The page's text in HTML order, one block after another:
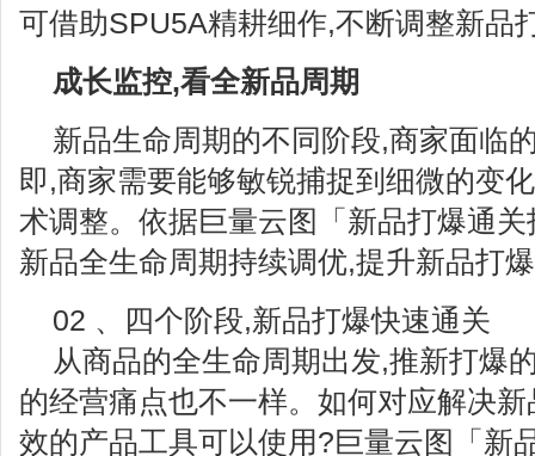
可借助SPU5A精耕细作,不断调整新品
成长监控,看全新品周期
新品生命周期的不同阶段,商家面临
即,商家需要能够敏锐捕捉到细微的变
术调整。依据巨量云图「新品打爆通
新品全生命周期持续调优,提升新品打
02 、四个阶段,新品打爆快速通关
从商品的全生命周期出发,推新打爆
的经营痛点也不一样。如何对应解决
效的产品工具可以使用?巨量云图「新